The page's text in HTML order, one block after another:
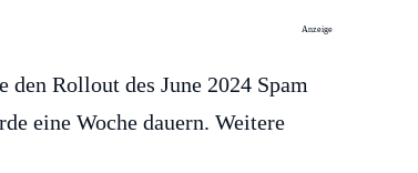
Anzeige
den Rollout des June 2024 Spam
eine Woche dauern. Weitere